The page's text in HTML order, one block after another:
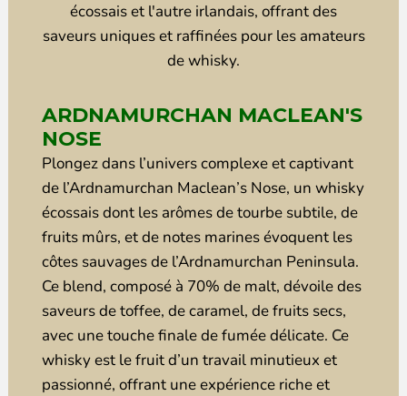
écossais et l'autre irlandais, offrant des
saveurs uniques et raffinées pour les amateurs
de whisky.
ARDNAMURCHAN MACLEAN'S
NOSE
Plongez dans l’univers complexe et captivant
de l’Ardnamurchan Maclean’s Nose, un whisky
écossais dont les arômes de tourbe subtile, de
fruits mûrs, et de notes marines évoquent les
côtes sauvages de l’Ardnamurchan Peninsula.
Ce blend, composé à 70% de malt, dévoile des
saveurs de toffee, de caramel, de fruits secs,
avec une touche finale de fumée délicate. Ce
whisky est le fruit d’un travail minutieux et
passionné, offrant une expérience riche et